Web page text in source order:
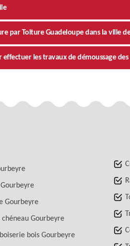
par Toiture Guadeloupe dans la ville
les travaux de démoussage
Gourbeyre
Gourbeyre
bois Gourbeyre